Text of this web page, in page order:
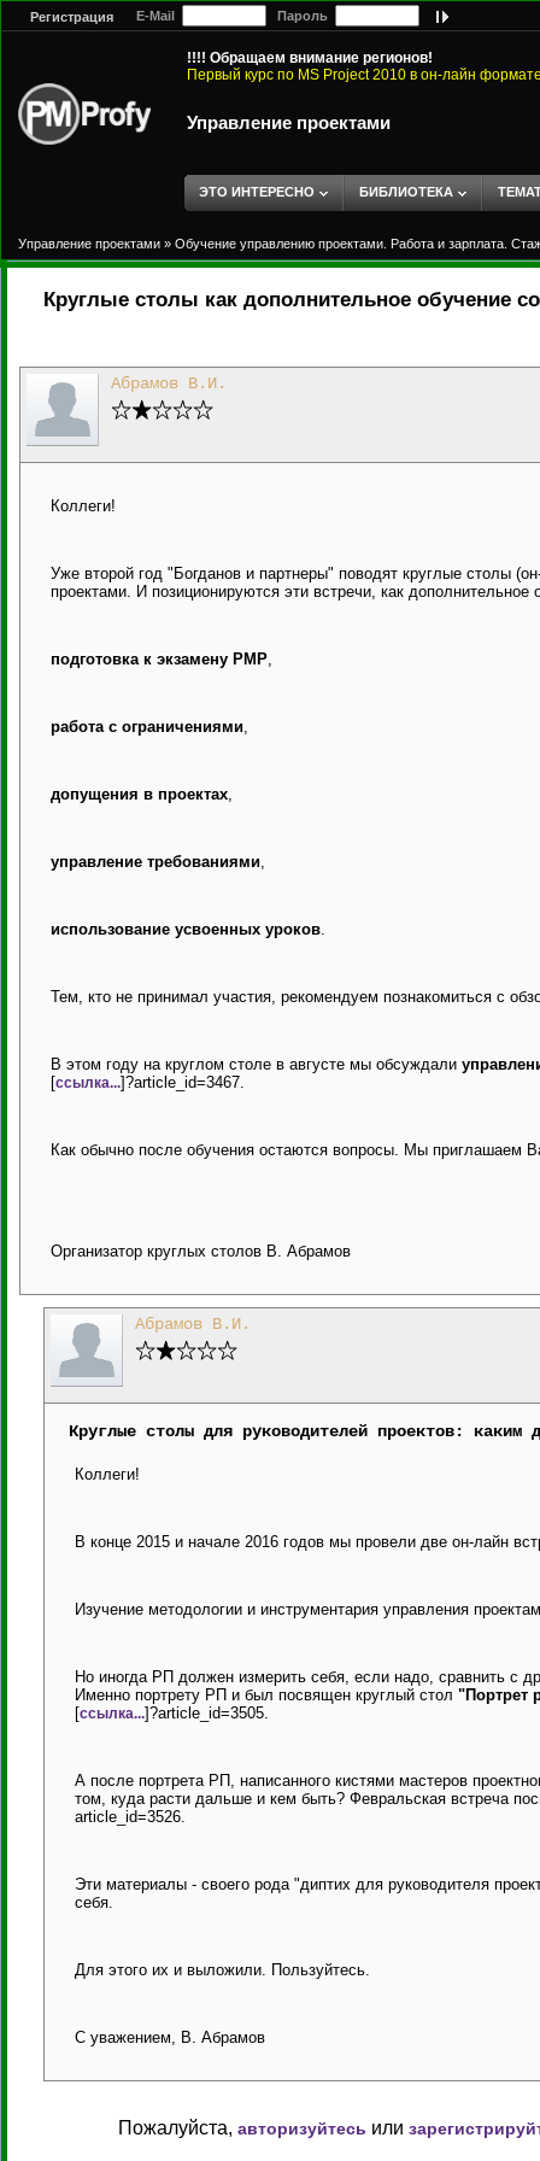
Регистрация E-Mail Пароль
!!!! Обращаем внимание регионов!
Первый курс по MS Project 2010 в он-лайн
Управление проектами
ЭТО ИНТЕРЕСНО БИБЛИОТЕКА
Управление проектами » Обучение управлению проектами. Работа и зарплата.
Круглые столы как дополнительное обучение
Абрамов В.И.
Коллеги!
Уже второй год "Богданов и партнеры" поводят круглые столы
проектами. И позиционируются эти встречи, как
подготовка к экзамену PMP,
работа с ограничениями,
допущения в проектах,
управление требованиями,
использование усвоенных уроков.
Тем, кто не принимал участия, рекомендуем познакомиться с
В этом году на круглом столе в августе мы обсуждали
[ссылка...]?article_id=3467.
Как обычно после обучения остаются вопросы. Мы приглашаем
Организатор круглых столов В. Абрамов
Абрамов В.И.
Круглые столы для руководителей проектов:
Коллеги!
В конце 2015 и начале 2016 годов мы провели две он-лайн
Изучение методологии и инструментария управления
Но иногда РП должен измерить себя, если надо, сравнить с
Именно портрету РП и был посвящен круглый стол "Портрет
[ссылка...]?article_id=3505.
А после портрета РП, написанного кистями мастеров
том, куда расти дальше и кем быть? Февральская встреча
article_id=3526.
Эти материалы - своего рода "диптих для руководителя
себя.
Для этого их и выложили. Пользуйтесь.
С уважением, В. Абрамов
Пожалуйста, авторизуйтесь или